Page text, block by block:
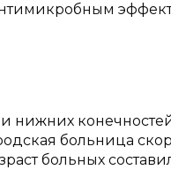
нижних
больница
больных